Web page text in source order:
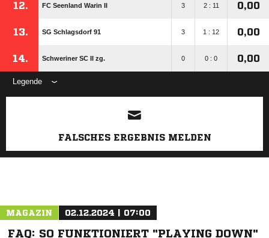
12. FC Seenland Warin II 3 2 : 11 0,00
13. SG Schlagsdorf 91 3 1 : 12 0,00
14. Schweriner SC II zg. 0 0 : 0 0,00
Legende
ANZEIGE
FALSCHES ERGEBNIS MELDEN
MAGAZIN 02.12.2024 | 07:00
FAQ: SO FUNKTIONIERT "PLAYING DOWN"